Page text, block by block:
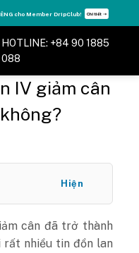
cho Member DripClub! Chi tiết ➝
HOTLINE: +84 90 1885
088
IV giảm cân
Hiện
cân đã trở thành
nhiều tin đồn lan